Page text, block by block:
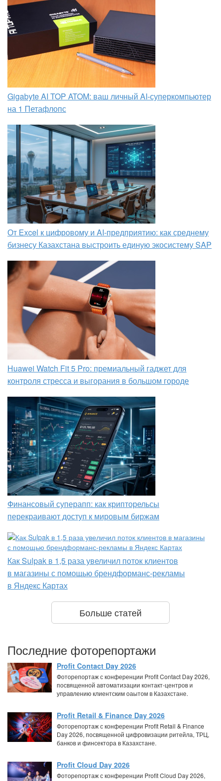
Gigabyte AI TOP ATOM: ваш личный AI-суперкомпьютер
на 1 Петафлопс
От Excel к цифровому и AI‑предприятию: как среднему
бизнесу Казахстана выстроить единую экосистему SAP
Huawei Watch Fit 5 Pro: премиальный гаджет для
контроля стресса и выгорания в большом городе
Финансовый суперапп: как крипторельсы
перекраивают доступ к мировым биржам
Как Sulpak в 1,5 раза увеличил поток клиентов
в магазины с помощью брендформанс-рекламы
в Яндекс Картах
Больше статей
Последние фоторепортажи
Profit Contact Day 2026
Фоторепортаж с конференции Profit Contact Day 2026,
посвященной автоматизации контакт-центров и
управлению клиентским оаытом в Казахстане.
Profit Retail & Finance Day 2026
Фоторепортаж с конференции Profit Retail & Finance
Day 2026, посвященной цифровизации ритейла, ТРЦ,
банков и финсектора в Казахстане.
Profit Cloud Day 2026
Фоторепортаж с конференции Profit Cloud Day 2026,